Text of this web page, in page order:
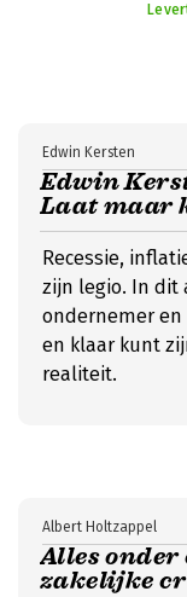
Edwin
Laat maar
Edwin Kersten
Recessie,
zijn legio. In dit
ondernemer
en klaar kunt
realiteit.
Alles onder
zakelijke
Albert Holtzappel